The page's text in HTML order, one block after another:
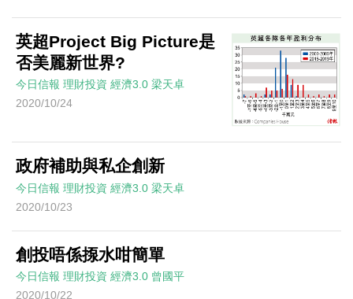
英超Project Big Picture是
否美麗新世界?
今日信報 理財投資 經濟3.0 梁天卓
2020/10/24
政府補助與私企創新
今日信報 理財投資 經濟3.0 梁天卓
2020/10/23
創投唔係揼水咁簡單
今日信報 理財投資 經濟3.0 曾國平
2020/10/22